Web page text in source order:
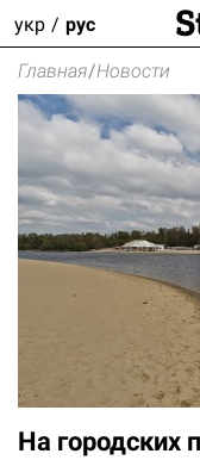
укр рус
Главная/Новости
На городских